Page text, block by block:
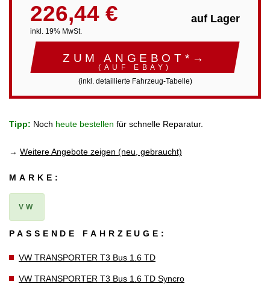
226,44 €
inkl. 19% MwSt.
auf Lager
ZUM ANGEBOT*→
(AUF EBAY)
(inkl. detaillierte Fahrzeug-Tabelle)
Tipp: Noch heute bestellen für schnelle Reparatur.
→ Weitere Angebote zeigen (neu, gebraucht)
MARKE:
VW
PASSENDE FAHRZEUGE:
VW TRANSPORTER T3 Bus 1.6 TD
VW TRANSPORTER T3 Bus 1.6 TD Syncro